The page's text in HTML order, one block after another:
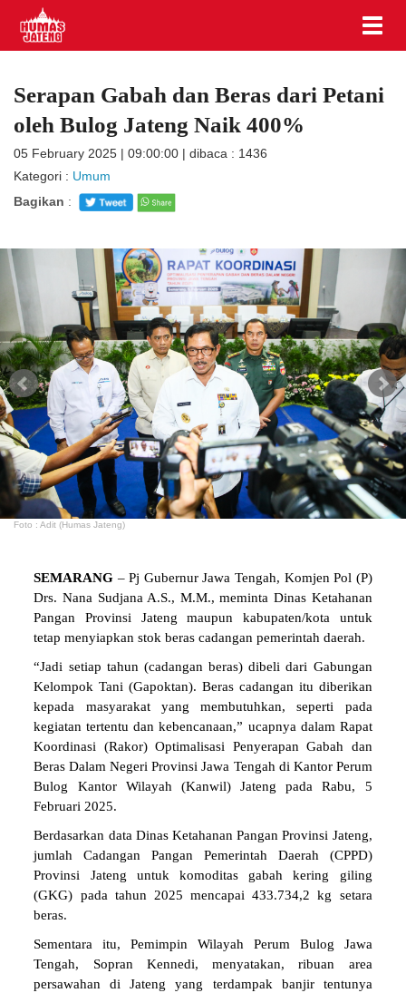
Serapan Gabah dan Beras dari Petani
oleh Bulog Jateng Naik 400%
05 February 2025 | 09:00:00 | dibaca : 1436
Kategori : Umum
Bagikan :
Foto : Adit (Humas Jateng)
SEMARANG – Pj Gubernur Jawa Tengah, Komjen Pol (P)
Drs. Nana Sudjana A.S., M.M., meminta Dinas Ketahanan
Pangan Provinsi Jateng maupun kabupaten/kota untuk
tetap menyiapkan stok beras cadangan pemerintah daerah.
“Jadi setiap tahun (cadangan beras) dibeli dari Gabungan
Kelompok Tani (Gapoktan). Beras cadangan itu diberikan
kepada masyarakat yang membutuhkan, seperti pada
kegiatan tertentu dan kebencanaan,” ucapnya dalam Rapat
Koordinasi (Rakor) Optimalisasi Penyerapan Gabah dan
Beras Dalam Negeri Provinsi Jawa Tengah di Kantor Perum
Bulog Kantor Wilayah (Kanwil) Jateng pada Rabu, 5
Februari 2025.
Berdasarkan data Dinas Ketahanan Pangan Provinsi Jateng,
jumlah Cadangan Pangan Pemerintah Daerah (CPPD)
Provinsi Jateng untuk komoditas gabah kering giling
(GKG) pada tahun 2025 mencapai 433.734,2 kg setara
beras.
Sementara itu, Pemimpin Wilayah Perum Bulog Jawa
Tengah, Sopran Kennedi, menyatakan, ribuan area
persawahan di Jateng yang terdampak banjir tentunya